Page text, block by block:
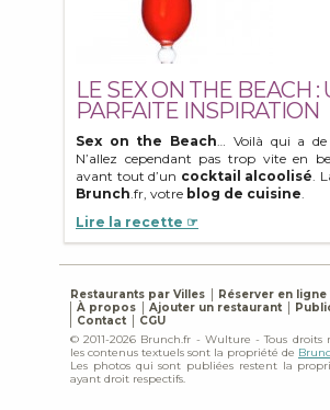
LE SEX ON THE BEACH :
PARFAITE INSPIRATION
Sex on the Beach… Voilà qui a
N’allez cependant pas trop vite en
avant tout d’un cocktail alcoolisé.
Brunch.fr, votre blog de cuisine.
Lire la recette ☞
Restaurants par Villes
Réserver en ligne
À propos
Ajouter un restaurant
Contact
CGU
© 2011-2026 Brunch.fr - Wulture - Tous droits
les contenus textuels sont la propriété de
Les photos qui sont publiées restent la
ayant droit respectifs.